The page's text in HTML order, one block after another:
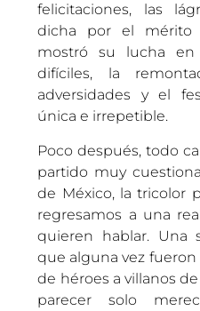
felicitaciones, las
dicha por el mérito
mostró su lucha en
difíciles, la
adversidades y el
única e irrepetible.
Poco después, todo
partido muy
de México, la tricolor
regresamos a una
quieren hablar. Una
que alguna vez fueron
de héroes a villanos
parecer solo